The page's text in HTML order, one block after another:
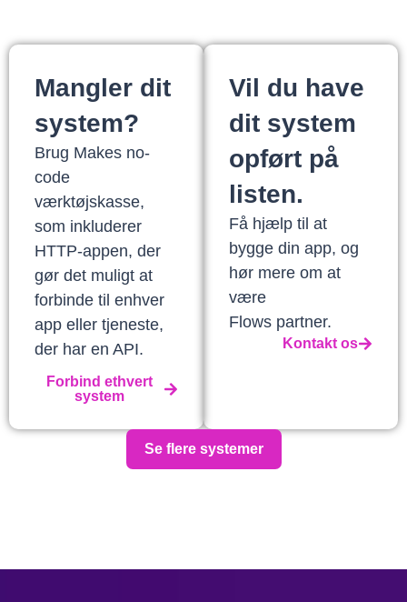
Mangler dit
system?
Brug Makes no-
code
værktøjskasse,
som inkluderer
HTTP-appen, der
gør det muligt at
forbinde til enhver
app eller tjeneste,
der har en API.
Forbind ethvert
system
Vil du have
dit system
opført på
listen.
Få hjælp til at
bygge din app, og
hør mere om at
være
Flows partner.
Kontakt os
Se flere systemer